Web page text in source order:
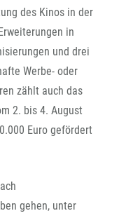
des Kinos in der
in
und drei
Werbe- oder
zählt auch das
2. bis 4. August
Euro gefördert
gehen, unter